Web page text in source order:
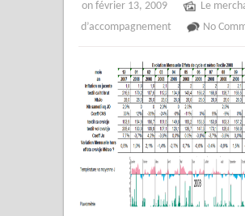
on février 13, 2009
Le
d’accompagnement
No